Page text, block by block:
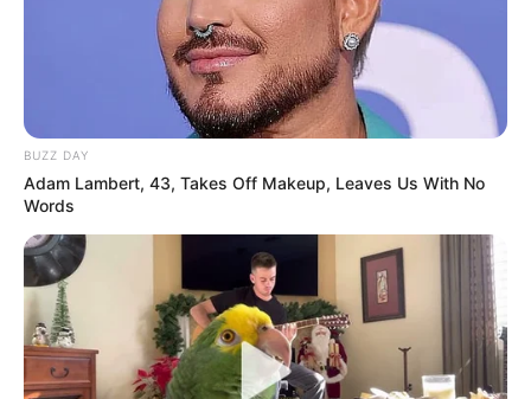
Why this ordinary drink is the secret to feeling your
best every day
CTA FAVORITE
BUZZ DAY
Adam Lambert, 43, Takes Off Makeup, Leaves Us With No
Words